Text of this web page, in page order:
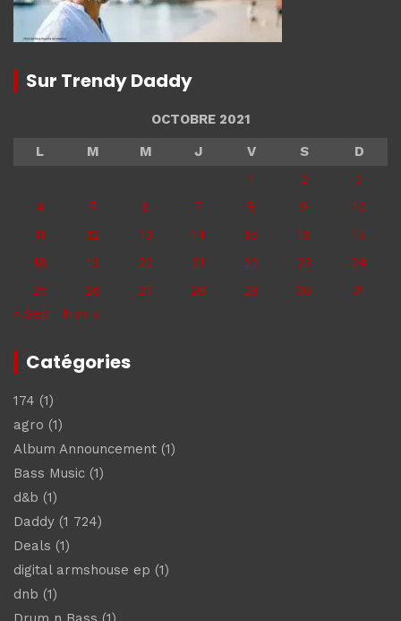
Sur Trendy Daddy
OCTOBRE 2021
L
M M J V S
D
1
2
3
4
5 6 7 8 9
10
11
12 13 14 15 16
17
18
19 20 21 22 23
24
25
26 27 28 29 30
31
« Sep
Nov »
Catégories
174 (1)
agro (1)
Album Announcement (1)
Bass Music (1)
d&b (1)
Daddy (1 724)
Deals (1)
digital armshouse ep (1)
dnb (1)